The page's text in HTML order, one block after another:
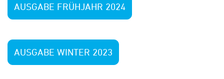
AUSGABE FRÜHJAHR 2024
AUSGABE WINTER 2023